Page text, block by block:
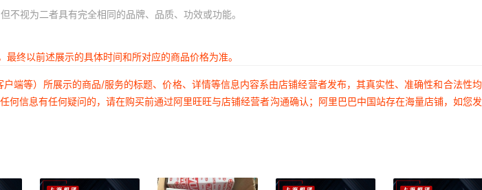
视为二者具有完全相同的品牌、品质、功效或功能。
终以前述展示的具体时间和所对应的商品价格为准。
端等）所展示的商品/服务的标题、价格、详情等信息内容系由店铺经营者发布，其真实性、准确性和合法性
信息有任何疑问的，请在购买前通过阿里旺旺与店铺经营者沟通确认；阿里巴巴中国站存在海量店铺，如您